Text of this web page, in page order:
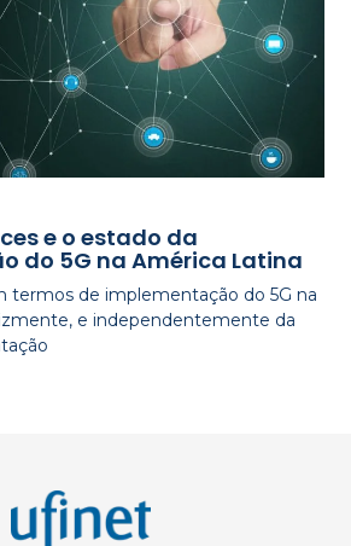
e o estado da
do 5G na América Latina
termos de implementação do 5G na
e independentemente da